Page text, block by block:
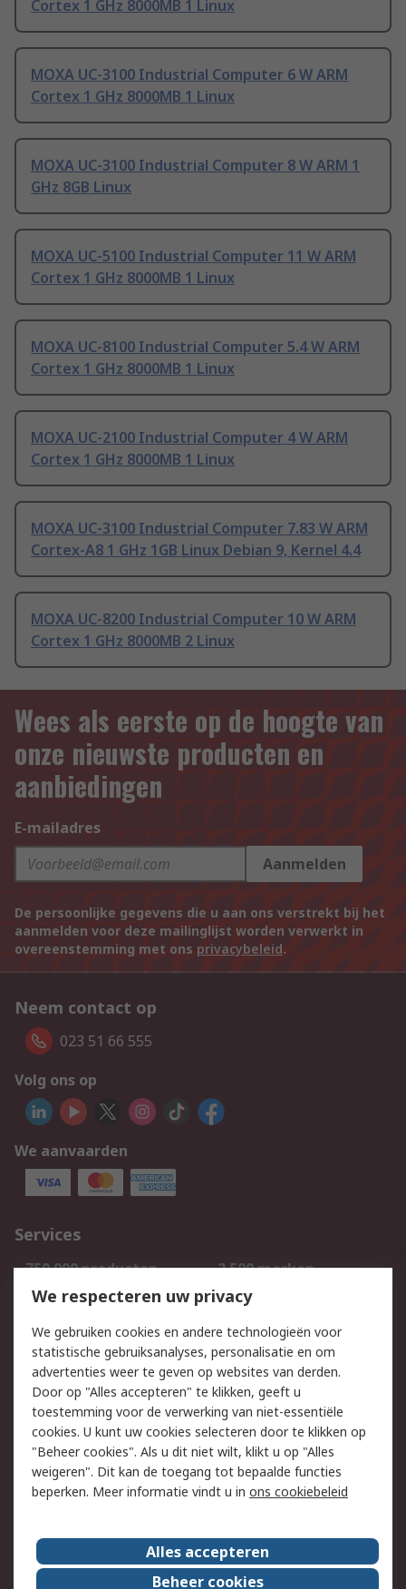
Cortex 1 GHz 8000MB 1 Linux
MOXA UC-3100 Industrial Computer 6 W ARM
Cortex 1 GHz 8000MB 1 Linux
MOXA UC-3100 Industrial Computer 8 W ARM 1
GHz 8GB Linux
MOXA UC-5100 Industrial Computer 11 W ARM
Cortex 1 GHz 8000MB 1 Linux
MOXA UC-8100 Industrial Computer 5.4 W ARM
Cortex 1 GHz 8000MB 1 Linux
MOXA UC-2100 Industrial Computer 4 W ARM
Cortex 1 GHz 8000MB 1 Linux
MOXA UC-3100 Industrial Computer 7.83 W ARM
Cortex-A8 1 GHz 1GB Linux Debian 9, Kernel 4.4
MOXA UC-8200 Industrial Computer 10 W ARM
Cortex 1 GHz 8000MB 2 Linux
Wees als eerste op de hoogte van
onze nieuwste producten en
aanbiedingen
E-mailadres
Aanmelden
De persoonlijke gegevens die u aan ons verstrekt bij het
aanmelden voor deze mailinglijst worden verwerkt in
overeenstemming met ons privacybeleid.
Neem contact op
023 51 66 555
Volg ons op
We aanvaarden
Services
750.000 producten
2.500 merken
Bestellen
Inkoopoplossingen
Track & Trace
Wettelijk
Cookiebeleid
Email veiligheid
Privacybeleid
Websitevoorwaarden
Algemene
verkoopvoorwaarden
Over RS
RS Group Over ons
We respecteren uw privacy
We gebruiken cookies en andere technologieën voor
statistische gebruiksanalyses, personalisatie en om
advertenties weer te geven op websites van derden.
Door op "Alles accepteren" te klikken, geeft u
toestemming voor de verwerking van niet-essentiële
cookies. U kunt uw cookies selecteren door te klikken op
"Beheer cookies". Als u dit niet wilt, klikt u op "Alles
weigeren". Dit kan de toegang tot bepaalde functies
beperken. Meer informatie vindt u in ons cookiebeleid
Alles accepteren
Beheer cookies